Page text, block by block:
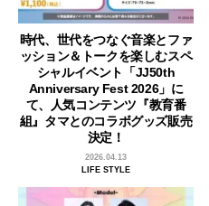
時代、世代をつなぐ音楽とファ
ッション＆トークを楽しむスペ
シャルイベント「JJ50th
Anniversary Fest 2026」に
て、人気コンテンツ『教育番
組』タマとのコラボグッズ販売
決定！
2026.04.13
LIFE STYLE